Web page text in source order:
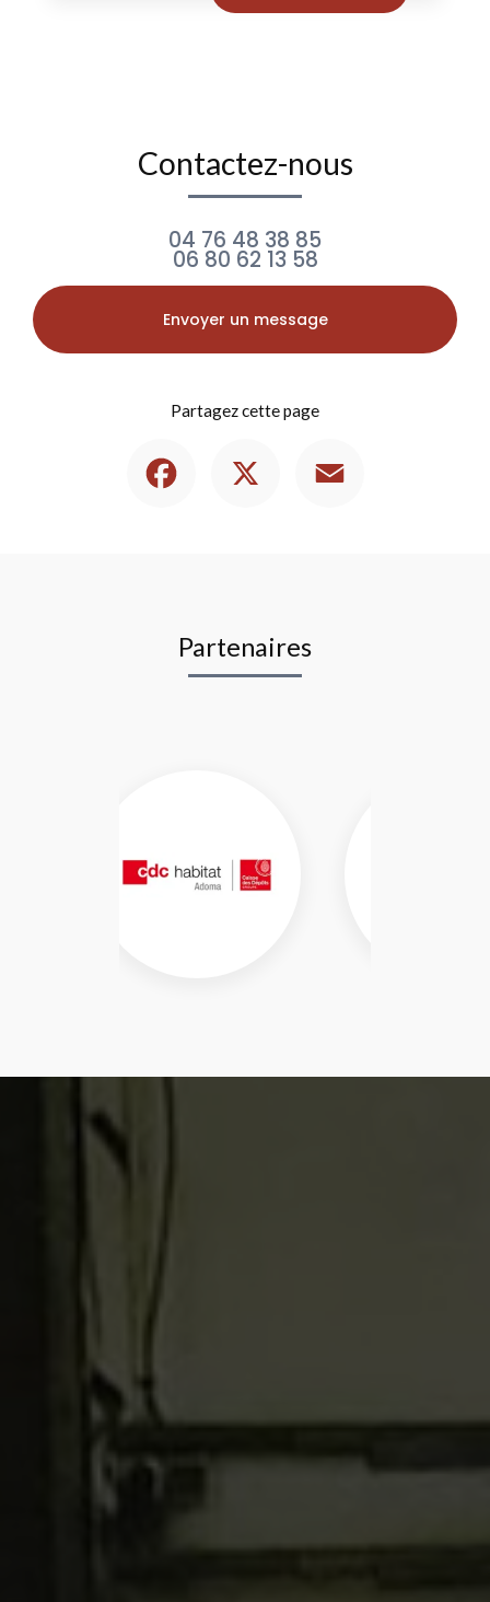
Contactez-nous
04 76 48 38 85
06 80 62 13 58
Envoyer un message
Partagez cette page
Partenaires